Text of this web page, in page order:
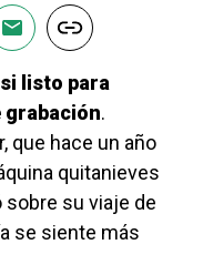
listo para
grabación.
que hace un año
quitanieves
sobre su viaje de
se siente más